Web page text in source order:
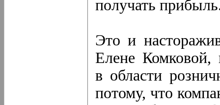
получать
Это и
Елене Комковой,
в области
потому, что